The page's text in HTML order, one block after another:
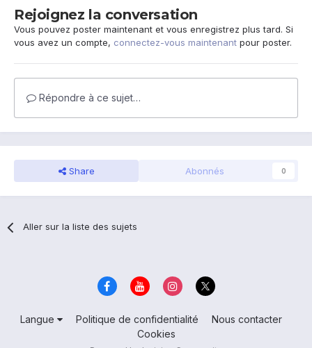
Rejoignez la conversation
Vous pouvez poster maintenant et vous enregistrez plus tard. Si
vous avez un compte, connectez-vous maintenant pour poster.
Répondre à ce sujet…
Share Abonnés 0
Aller sur la liste des sujets
Langue Politique de confidentialité
Nous contacter
Cookies